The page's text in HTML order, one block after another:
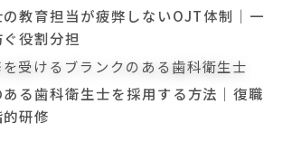
教育担当が疲弊しないOJT体制｜一
役割分担
る歯科衛生士を採用する方法｜復職
研修